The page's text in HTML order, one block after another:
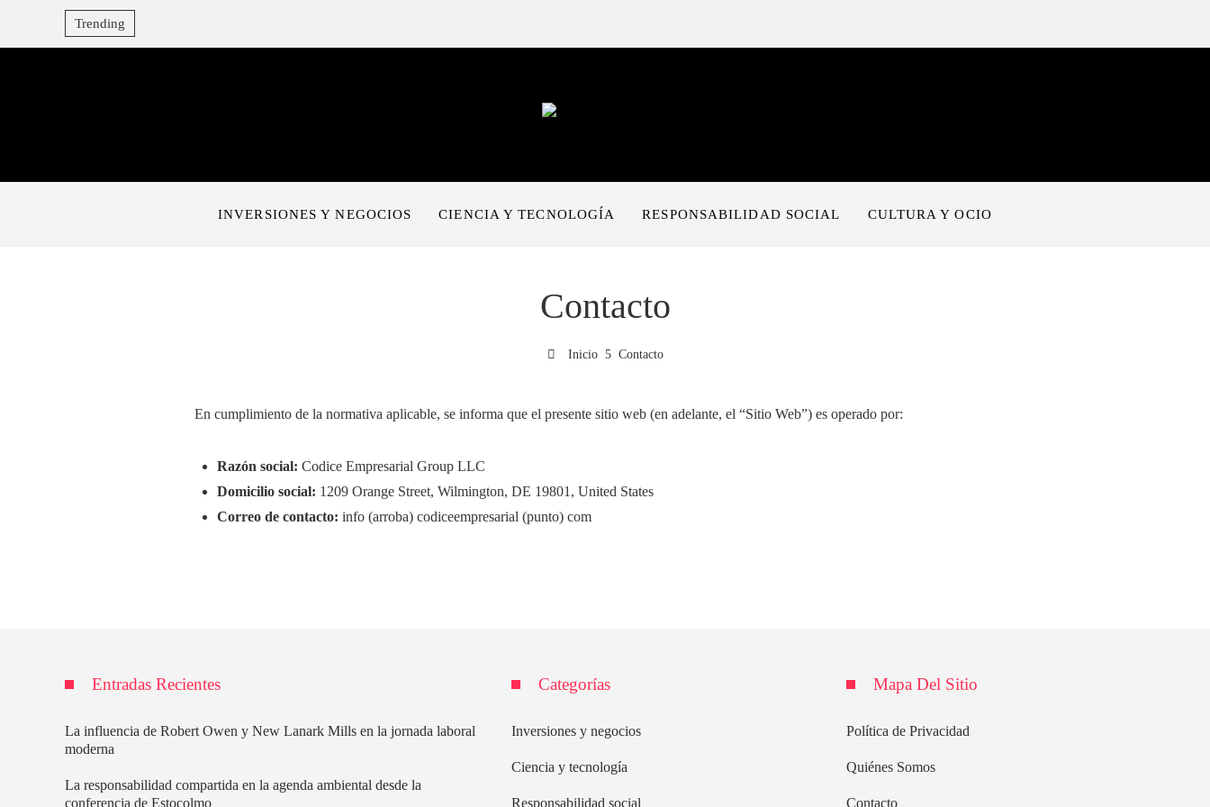
Trending
INVERSIONES Y NEGOCIOS CIENCIA Y TECNOLOGÍA RESPONSABILIDAD SOCIAL CULTURA Y OCIO
Contacto
Inicio Contacto
En cumplimiento de la normativa aplicable, se informa que el presente sitio web (en adelante, el “Sitio Web”) es operado por:
Razón social: Codice Empresarial Group LLC
Domicilio social: 1209 Orange Street, Wilmington, DE 19801, United States
Correo de contacto: info (arroba) codiceempresarial (punto) com
Entradas Recientes
La influencia de Robert Owen y New Lanark Mills en la jornada laboral
moderna
La responsabilidad compartida en la agenda ambiental desde la
conferencia de Estocolmo
Categorías
Inversiones y negocios
Ciencia y tecnología
Responsabilidad social
Mapa Del Sitio
Política de Privacidad
Quiénes Somos
Contacto